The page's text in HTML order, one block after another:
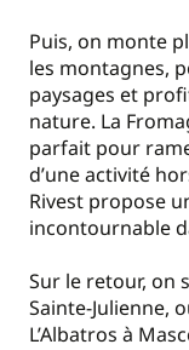
Puis, on monte
les montagnes,
paysages et
nature. La
parfait pour
d’une activité
Rivest propose
incontournable
Sur le retour, on
Sainte-Julienne,
L’Albatros à